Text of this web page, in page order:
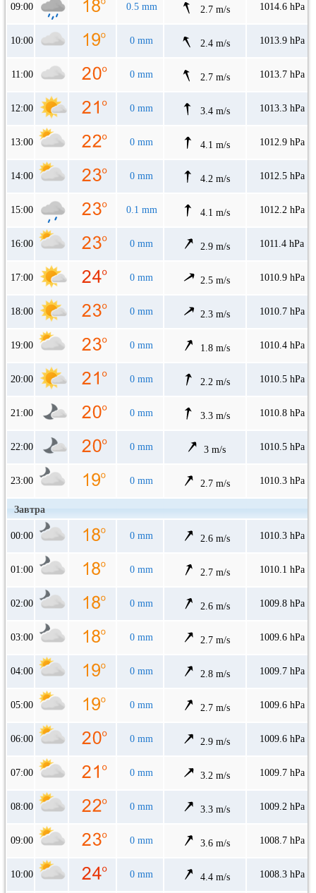
09:00 0.5 mm 2.7 m/s 1014.6 hPa
10:00 0 mm 2.4 m/s 1013.9 hPa
11:00 0 mm 2.7 m/s 1013.7 hPa
12:00 0 mm 3.4 m/s 1013.3 hPa
13:00 0 mm 4.1 m/s 1012.9 hPa
14:00 0 mm 4.2 m/s 1012.5 hPa
15:00 0.1 mm 4.1 m/s 1012.2 hPa
16:00 0 mm 2.9 m/s 1011.4 hPa
17:00 0 mm 2.5 m/s 1010.9 hPa
18:00 0 mm 2.3 m/s 1010.7 hPa
19:00 0 mm 1.8 m/s 1010.4 hPa
20:00 0 mm 2.2 m/s 1010.5 hPa
21:00 0 mm 3.3 m/s 1010.8 hPa
22:00 0 mm 3 m/s 1010.5 hPa
23:00 0 mm 2.7 m/s 1010.3 hPa
Завтра
00:00 0 mm 2.6 m/s 1010.3 hPa
01:00 0 mm 2.7 m/s 1010.1 hPa
02:00 0 mm 2.6 m/s 1009.8 hPa
03:00 0 mm 2.7 m/s 1009.6 hPa
04:00 0 mm 2.8 m/s 1009.7 hPa
05:00 0 mm 2.7 m/s 1009.6 hPa
06:00 0 mm 2.9 m/s 1009.6 hPa
07:00 0 mm 3.2 m/s 1009.7 hPa
08:00 0 mm 3.3 m/s 1009.2 hPa
09:00 0 mm 3.6 m/s 1008.7 hPa
10:00 0 mm 4.4 m/s 1008.3 hPa